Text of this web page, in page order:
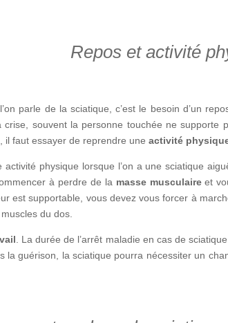
Repos et activité
parle de la sciatique, c’est le besoin d’un
souvent la personne touchée ne supporte
, il faut essayer de reprendre uneactivité
physique lorsque l’on a une sciatique
à perdre de la masse musculaireet
est supportable, vous devez vous forcer à
du dos.
. La durée de l’arrêt maladie en cas de
la guérison, la sciatique pourra nécessiter un